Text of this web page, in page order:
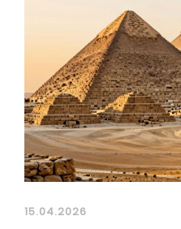
15.04.2026